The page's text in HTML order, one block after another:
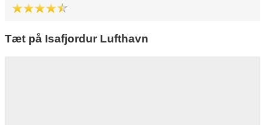
Tæt på Isafjordur Lufthavn